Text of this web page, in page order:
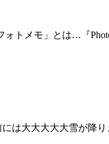
トメモ」とは…『
は大大大大大雪が降